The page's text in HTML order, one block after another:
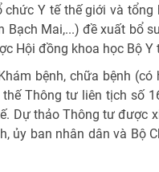
Y tế thế giới và
Bạch Mai,...) đề xuất bổ
Hội đồng khoa học Bộ
bệnh, chữa bệnh
Thông tư liên tịch số
Dự thảo Thông tư
ủy ban nhân dân và Bộ